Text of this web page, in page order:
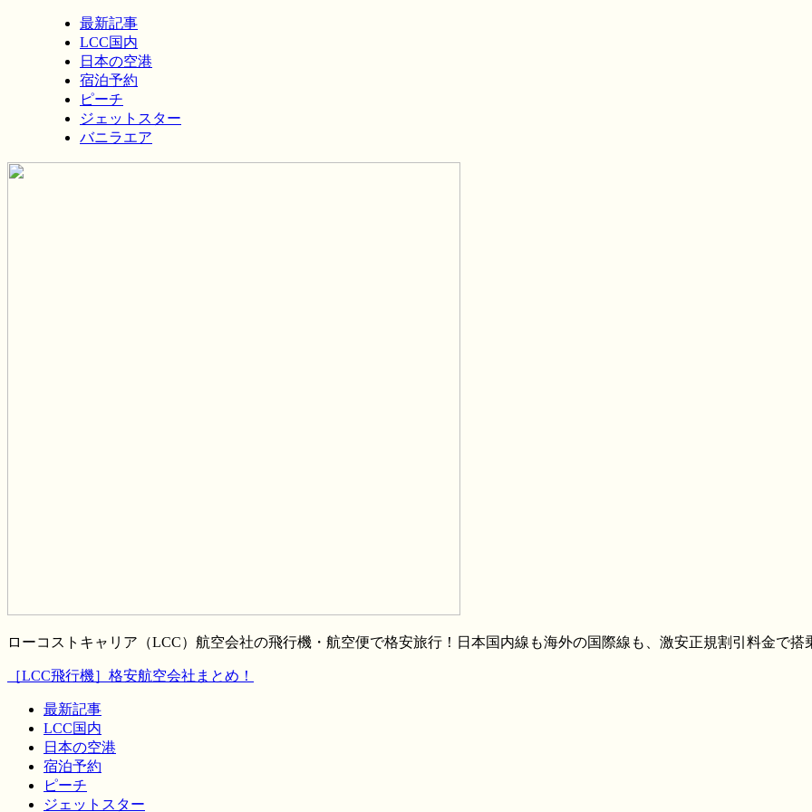
最新記事
LCC国内
日本の空港
宿泊予約
ピーチ
ジェットスター
バニラエア
ローコストキャリア（LCC）航空会社の飛行機・航空便で格安旅行！日本国内線も海外の国際線も、激安正規割引料金で搭
［LCC飛行機］格安航空会社まとめ！
最新記事
LCC国内
日本の空港
宿泊予約
ピーチ
ジェットスター